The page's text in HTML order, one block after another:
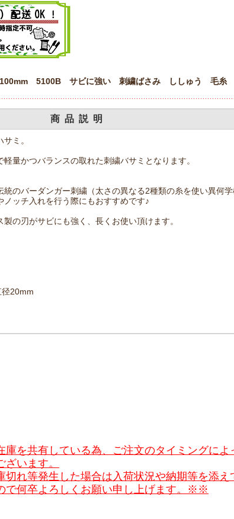
5100B サビに強い 刺繍ばさみ ししゅう 毛糸
商品説明
ミ。
量かつバランスの取れた刺繍バサミとなります。
のバーダンガー刺繍（太さの異なる2種類の糸を使い異何学
ッチ入れを行う際にもおすすめです♪
の刃がサビにも強く、長くお使い頂けます。
20mm
を共有している為、ご注文のタイミングによ
います。
切れ等発生した場合は入荷状況や納期等を添え
で何卒よろしくお願い申し上げます。※※